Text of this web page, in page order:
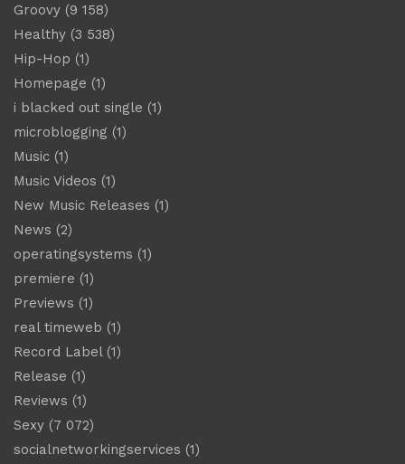
Groovy (9 158)
Healthy (3 538)
Hip-Hop (1)
Homepage (1)
i blacked out single (1)
microblogging (1)
Music (1)
Music Videos (1)
New Music Releases (1)
News (2)
operatingsystems (1)
premiere (1)
Previews (1)
real timeweb (1)
Record Label(1)
Release (1)
Reviews (1)
Sexy (7 072)
socialnetworkingservices (1)